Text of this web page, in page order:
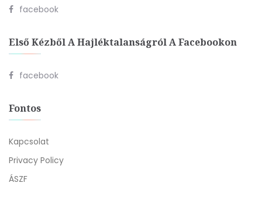
facebook
Első Kézből A Hajléktalanságról A Facebookon
facebook
Fontos
Kapcsolat
Privacy Policy
ÁSZF